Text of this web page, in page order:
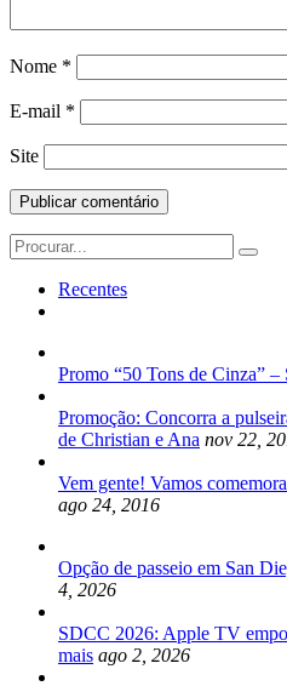
Nome *
E-mail *
Site
Search
for:
Recentes
Promo “50 Tons de Cinza” –
Promoção: Concorra a
de Christian e Ana nov 22,
Vem gente! Vamos
ago 24, 2016
Opção de passeio em San
4, 2026
SDCC 2026: Apple TV
mais ago 2, 2026